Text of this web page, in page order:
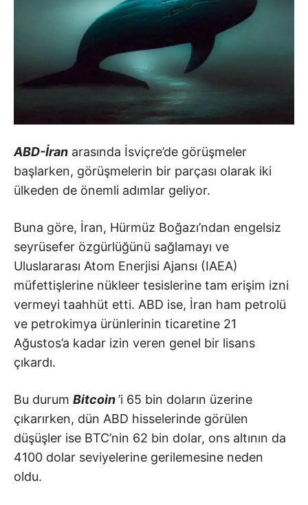
ABD-İran arasında İsviçre’de görüşmeler
başlarken, görüşmelerin bir parçası olarak iki
ülkeden de önemli adımlar geliyor.
Buna göre, İran, Hürmüz Boğazı’ndan engelsiz
seyrüsefer özgürlüğünü sağlamayı ve
Uluslararası Atom Enerjisi Ajansı (IAEA)
müfettişlerine nükleer tesislerine tam erişim izni
vermeyi taahhüt etti. ABD ise, İran ham petrolü
ve petrokimya ürünlerinin ticaretine 21
Ağustos’a kadar izin veren genel bir lisans
çıkardı.
Bu durum Bitcoin’i 65 bin doların üzerine
çıkarırken, dün ABD hisselerinde görülen
düşüşler ise BTC’nin 62 bin dolar, ons altının da
4100 dolar seviyelerine gerilemesine neden
oldu.